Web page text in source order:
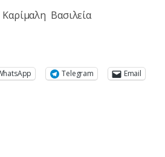
Βασιλεία
Telegram Email